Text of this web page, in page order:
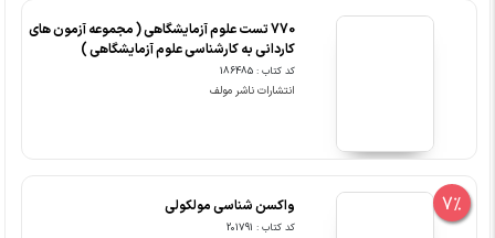
770 تست علوم آزمایشگاهی ( مجموعه آزمون های
کاردانی به کارشناسی علوم آزمایشگاهی )
کد کتاب : 186485
انتشارات ناشر مولف
7% واکسن شناسی مولکولی
کد کتاب : 201791